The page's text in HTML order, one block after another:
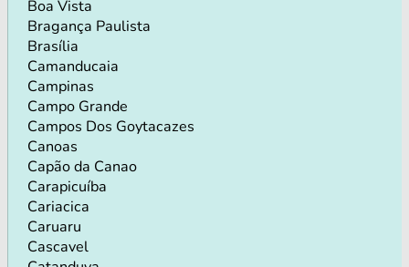
Boa Vista
Bragança Paulista
Brasília
Camanducaia
Campinas
Campo Grande
Campos Dos Goytacazes
Canoas
Capão da Canao
Carapicuíba
Cariacica
Caruaru
Cascavel